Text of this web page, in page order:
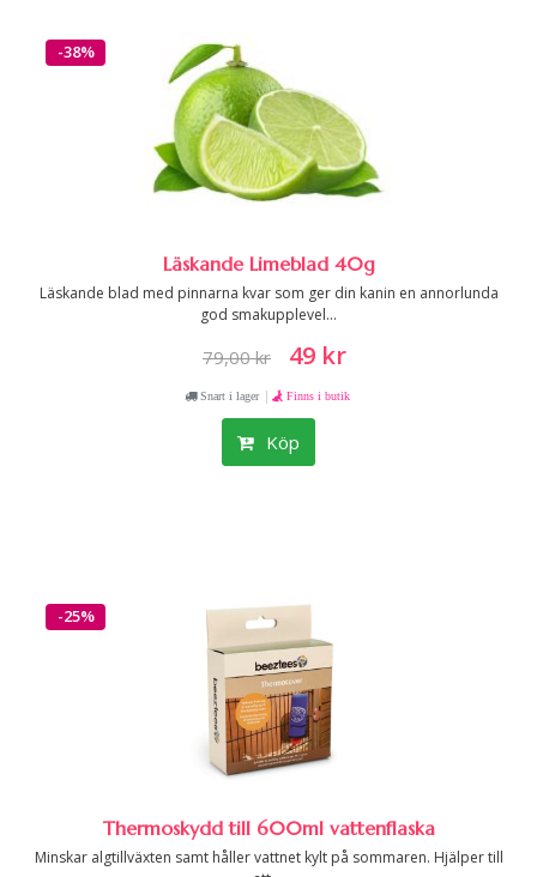
-38%
Läskande Limeblad 40g
Läskande blad med pinnarna kvar som ger din kanin en annorlunda
god smakupplevel...
79,00 kr 49 kr
Snart i lager | Finns i butik
Köp
-25%
Thermoskydd till 600ml vattenflaska
Minskar algtillväxten samt håller vattnet kylt på sommaren. Hjälper till